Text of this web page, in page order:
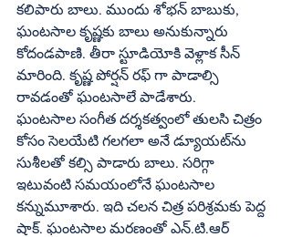
కలిపారు బాలు. ముందు శోభన్‌ బాబుకు,
ఘంటసాల కృష్ణకు బాలు అనుకున్నారు
కోదండపాణి. తీరా స్టూడియోకి వెళ్లాక సీన్‌
మారింది. కృష్ణ పోర్షన్‌ రఫ్‌ గా పాడాల్సి
రావడంతో ఘంటసాలే పాడేశారు.
ఘంటసాల సంగీత దర్శకత్వంలో తులసి చిత్రం
కోసం సెలయేటి గలగలా అనే డ్యూయట్‌ను
సుశీలతో కల్సి పాడారు బాలు. సరిగ్గా
ఇటువంటి సమయంలోనే ఘంటసాల
కన్నుమూశారు. ఇది చలన చిత్ర పరిశ్రమకు పెద్ద
షాక్‌. ఘంటసాల మరణంతో ఎన్‌.టి.ఆర్‌